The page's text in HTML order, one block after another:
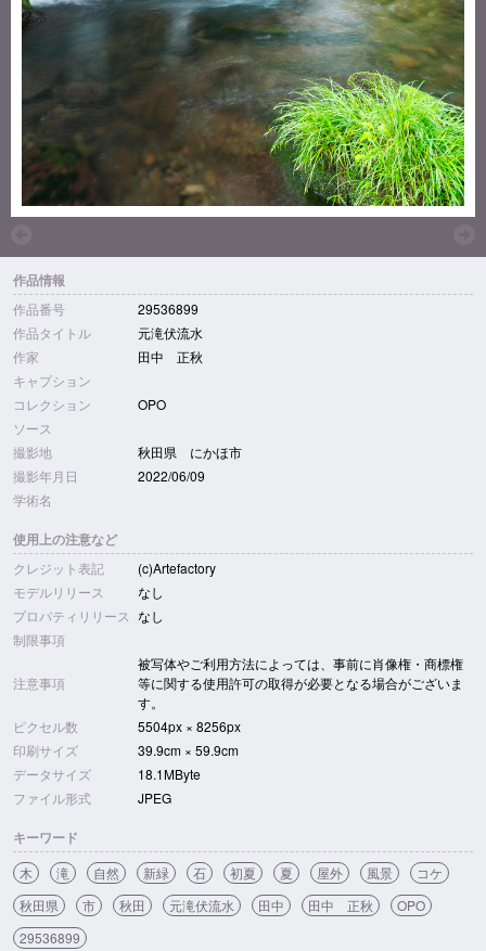
作品情報
作品番号
29536899
作品タイトル
元滝伏流水
作家
田中 正秋
キャプション
コレクション
OPO
ソース
撮影地
秋田県 にかほ市
撮影年月日
2022/06/09
学術名
使用上の注意など
クレジット表記
(c)Artefactory
モデルリリース
なし
プロパティリリース なし
制限事項
注意事項
被写体やご利用方法によっては、事前に肖像権・商標権
等に関する使用許可の取得が必要となる場合がございま
す。
ピクセル数
5504px × 8256px
印刷サイズ
39.9cm × 59.9cm
データサイズ
18.1MByte
ファイル形式
JPEG
キーワード
木 滝 自然 新緑 石 初夏 夏 屋外 風景
コケ
秋田県
市 秋田 元滝伏流水 田中 田中 正秋
OPO
29536899